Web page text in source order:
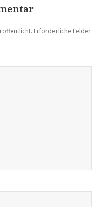
Erforderliche Felder